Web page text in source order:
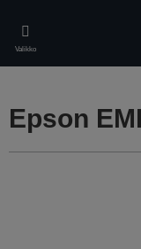
main
content
Valikko
Epson